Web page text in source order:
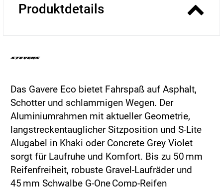
Produktdetails
Das Gavere Eco bietet Fahrspaß auf Asphalt,
Schotter und schlammigen Wegen. Der
Aluminiumrahmen mit aktueller Geometrie,
langstreckentauglicher Sitzposition und S-Lite
Alugabel in Khaki oder Concrete Grey Violet
sorgt für Laufruhe und Komfort. Bis zu 50 mm
Reifenfreiheit, robuste Gravel-Laufräder und
45 mm Schwalbe G-One Comp-Reifen